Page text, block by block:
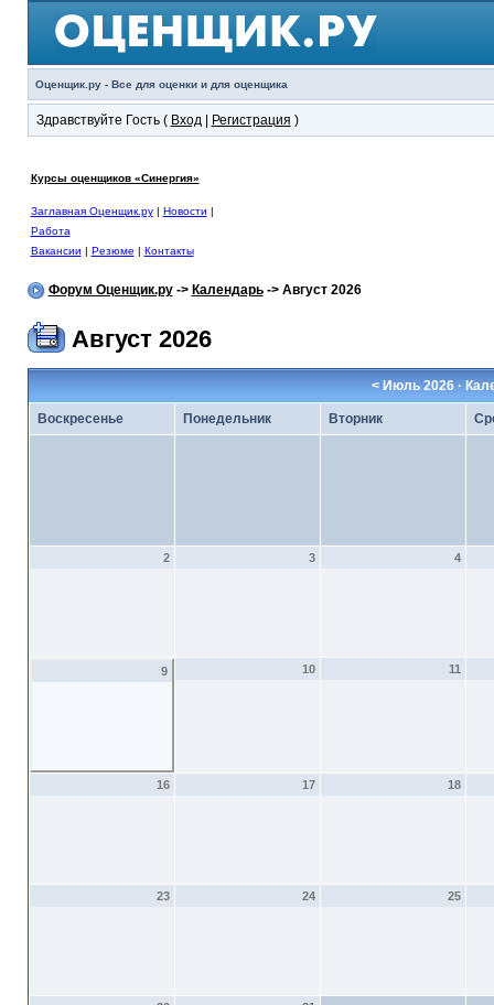
Оценщик.ру - Все для оценки и для оценщика
Здравствуйте Гость ( Вход| Регистрация )
Курсы оценщиков «Синергия»
Заглавная Оценщик.ру| Новости |
Работа
Вакансии | Резюме | Контакты
Форум Оценщик.ру-> Календарь-> Август 2026
Август 2026
< Июль 2026·
Воскресенье Понедельник Вторник
2 3 4
9 10 11
16 17 18
23 24 25